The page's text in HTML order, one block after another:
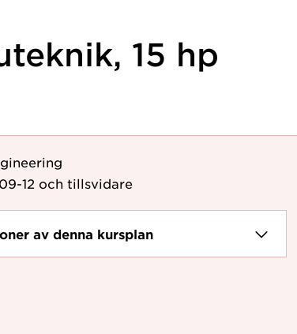
15 hp
12 och tillsvidare
av denna kursplan